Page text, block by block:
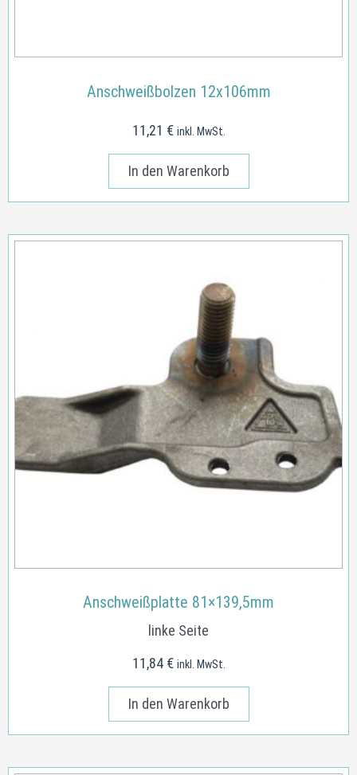
Anschweißbolzen 12x106mm
11,21 € inkl. MwSt.
In den Warenkorb
Anschweißplatte 81×139,5mm
linke Seite
11,84 € inkl. MwSt.
In den Warenkorb